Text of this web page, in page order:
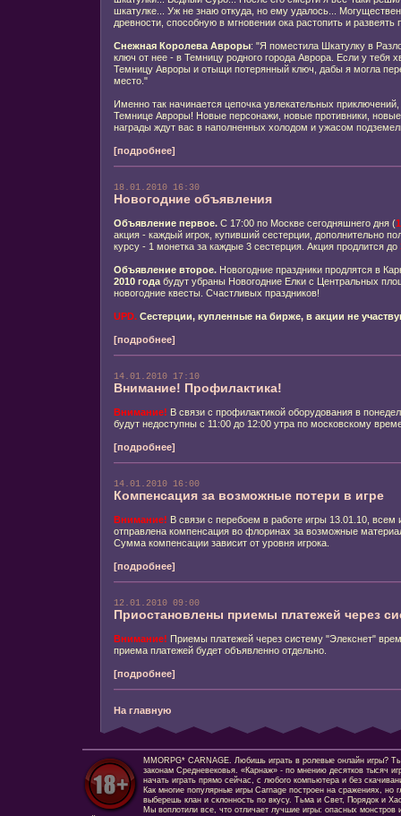
шкатулке... Уж не знаю откуда, но ему удалось...
древности, способную в мгновении ока растопить и
Снежная Королева Авроры: "Я поместила Шкатулку в
ключ от нее - в Темницу родного города Аврора. Если у тебя
Темницу Авроры и отыщи потерянный ключ, дабы я могла
место."
Именно так начинается цепочка увлекательных
Темнице Авроры! Новые персонажи, новые противники,
награды ждут вас в наполненных холодом и ужасом
[подробнее]
18.01.2010 16:30
Новогодние объявления
Объявление первое.С 17:00 по Москве сегодняшнего дня (
акция - каждый игрок, купивший сестерции, дополнительно
курсу - 1 монетка за каждые 3 сестерция. Акция продлится до
Объявление второе.Новогодние праздники продлятся в
2010 годабудут убраны Новогодние Елки с Центральных
новогодние квесты. Счастливых праздников!
UPD.Сестерции, купленные на бирже, в акции не
[подробнее]
14.01.2010 17:10
Внимание! Профилактика!
Внимание! В связи с профилактикой оборудования в
будут недоступны с 11:00 до 12:00 утра по московскому
[подробнее]
14.01.2010 16:00
Компенсация за возможные потери в игре
Внимание! В связи с перебоем в работе игры 13.01.10, всем
отправлена компенсация во флоринах за возможные
Сумма компенсации зависит от уровня игрока.
[подробнее]
12.01.2010 09:00
Приостановлены приемы платежей через
Внимание! Приемы платежей через систему "Элекснет"
приема платежей будет объявленно отдельно.
[подробнее]
На главную
MMORPG* CARNAGE. Любишь играть в ролевые онлайн игры?
законам Средневековья. «Карнаж» - по мнению десятков тысяч
начать играть прямо сейчас, с любого компьютера и без
Как многие популярные игры Carnage построен на сражениях, но
выберешь клан и склонность по вкусу. Тьма и Свет, Порядок и
Мы воплотили все, что отличает лучшие игры: опасных монстров